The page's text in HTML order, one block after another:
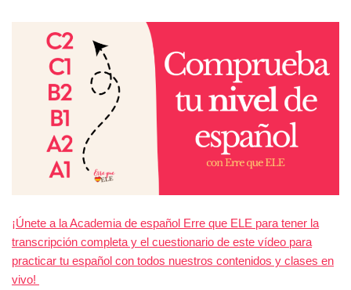
¡Únete a la Academia de español Erre que ELE para tener la
transcripción completa y el cuestionario de este vídeo para
practicar tu español con todos nuestros contenidos y clases en
vivo!